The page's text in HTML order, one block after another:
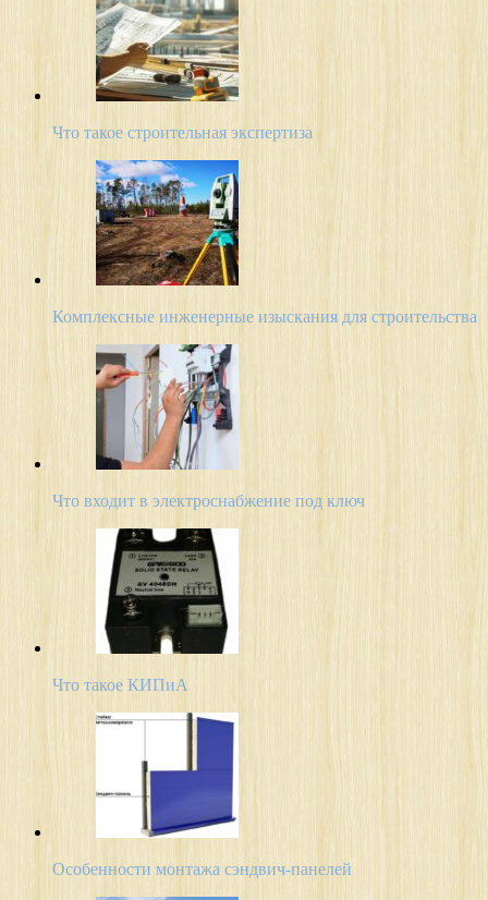
Что такое строительная экспертиза
Комплексные инженерные изыскания для строительства
Что входит в электроснабжение под ключ
Что такое КИПиА
Особенности монтажа сэндвич-панелей